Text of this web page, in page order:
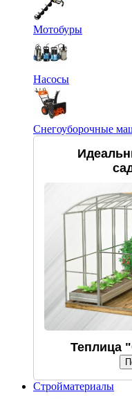
Мотобуры
Насосы
Снегоуборочные
Теплица
Стройматериалы